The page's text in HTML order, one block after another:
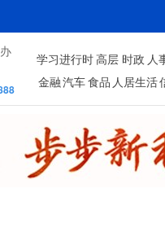
学习进行时高层 时政 人
金融汽车食品 人居生活